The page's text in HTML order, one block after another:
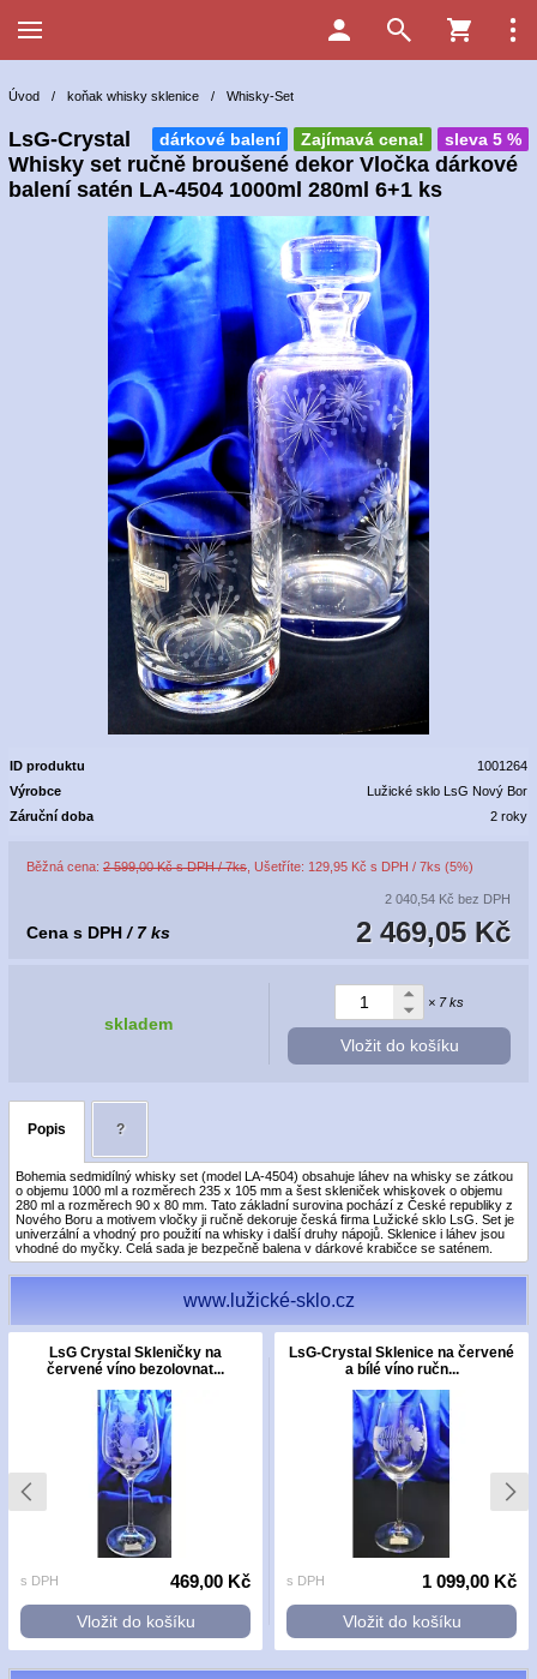
Úvod / koňak whisky sklenice / Whisky-Set
sleva 5 %
Zajímavá cena!
dárkové balení
LsG-Crystal
Whisky set ručně broušené dekor Vločka dárkové
balení satén LA-4504 1000ml 280ml 6+1 ks
ID produktu
1001264
Výrobce
Lužické sklo LsG Nový Bor
Záruční doba
2 roky
Běžná cena: 2 599,00 Kč s DPH / 7ks , Ušetříte: 129,95 Kč s DPH / 7ks (5%)
2 040,54 Kč bez DPH
2 469,05 Kč
Cena s DPH / 7 ks
skladem
× 7 ks
Vložit do košíku
Popis ?
Bohemia sedmidílný whisky set (model LA-4504) obsahuje láhev na whisky se zátkou
o objemu 1000 ml a rozměrech 235 x 105 mm a šest skleniček whiskovek o objemu
280 ml a rozměrech 90 x 80 mm. Tato základní surovina pochází z České republiky z
Nového Boru a motivem vločky ji ručně dekoruje česká firma Lužické sklo LsG. Set je
univerzální a vhodný pro použití na whisky i další druhy nápojů. Sklenice i láhev jsou
vhodné do myčky. Celá sada je bezpečně balena v dárkové krabičce se saténem.
www.lužické-sklo.cz
LsG Crystal Skleničky na
červené víno bezolovnat...
s DPH 469,00 Kč
Vložit do košíku
LsG-Crystal Sklenice na červené
a bílé víno ručn...
s DPH 1 099,00 Kč
Vložit do košíku